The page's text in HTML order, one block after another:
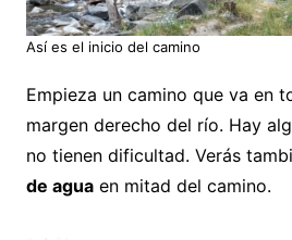
Así es el inicio del camino
Empieza un camino que va en
margen derecho del río. Hay
no tienen dificultad. Verás
de aguaen mitad del camino.